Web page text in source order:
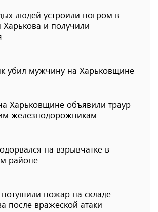
людей устроили погром в
и получили
убил мужчину на Харьковщине
Харьковщине объявили траур
железнодорожникам
на взрывчатке в
районе
пожар на складе
после вражеской атаки